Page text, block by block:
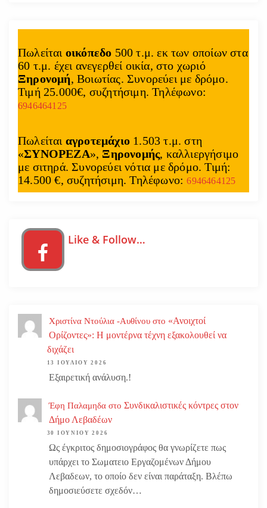
Πωλείται οικόπεδο 500 τ.μ. εκ των οποίων στα
60 τ.μ. έχει ανεγερθεί οικία, στο χωριό
Ξηρονομή, Βοιωτίας. Συνορεύει με δρόμο.
Τιμή 25.000€, συζητήσιμη. Τηλέφωνο:
6946464125
Πωλείται αγροτεμάχιο 1.503 τ.μ. στη
«ΣΥΝΟΡΕΖΑ», Ξηρονομής, καλλιεργήσιμο
με σιτηρά. Συνορεύει νότια με δρόμο. Τιμή:
14.500 €, συζητήσιμη. Τηλέφωνο:6946464125
Like & Follow…
Χριστίνα Ντούλια -Αυθίνου στο «Ανοιχτοί
Ορίζοντες»: Η μοντέρνα τέχνη εξακολουθεί να
διχάζει
13 ΙΟΥΛΊΟΥ 2026
Εξαιρετική ανάλυση.!
Έφη Παλαμηδα στο Συνδικαλιστικές κόντρες στον
Δήμο Λεβαδέων
30 ΙΟΥΝΊΟΥ 2026
Ως έγκριτος δημοσιογράφος θα γνωρίζετε πως
υπάρχει το Σωματειο Εργαζομένων Δήμου
Λεβαδεων, το οποίο δεν είναι παράταξη. Βλέπω
δημοσιεύσετε σχεδόν…